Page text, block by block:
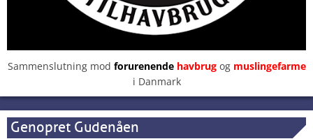
Sammenslutning mod forurenendehavbrugog muslingefarme
i Danmark
Genopret Gudenåen